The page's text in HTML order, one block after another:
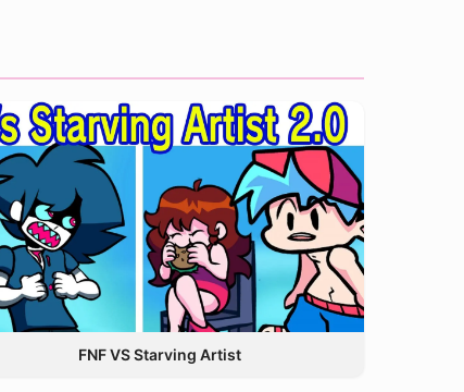
FNF VS Starving Artist